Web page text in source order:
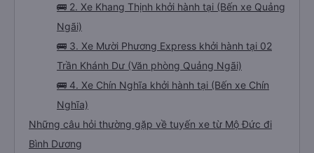
🚌 2. Xe Khang Thịnh khởi hành tại (Bến xe Quảng
Ngãi)
🚌 3. Xe Mười Phương Express khởi hành tại 02
Trần Khánh Dư (Văn phòng Quảng Ngãi)
🚌 4. Xe Chín Nghĩa khởi hành tại (Bến xe Chín
Nghĩa)
Những câu hỏi thường gặp về tuyến xe từ Mộ Đức đi
Bình Dương